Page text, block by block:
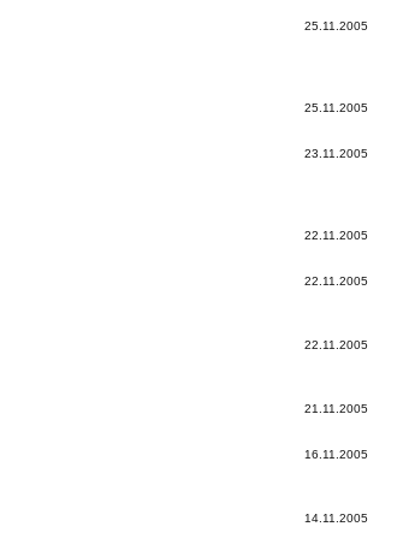
25.11.2005
25.11.2005
23.11.2005
22.11.2005
22.11.2005
22.11.2005
21.11.2005
16.11.2005
14.11.2005